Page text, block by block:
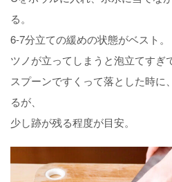
る。
6-7分立ての緩めの状態がベスト。
ツノが立ってしまうと泡立てすぎ
スプーンですくって落とした時に
るが、
少し跡が残る程度が目安。